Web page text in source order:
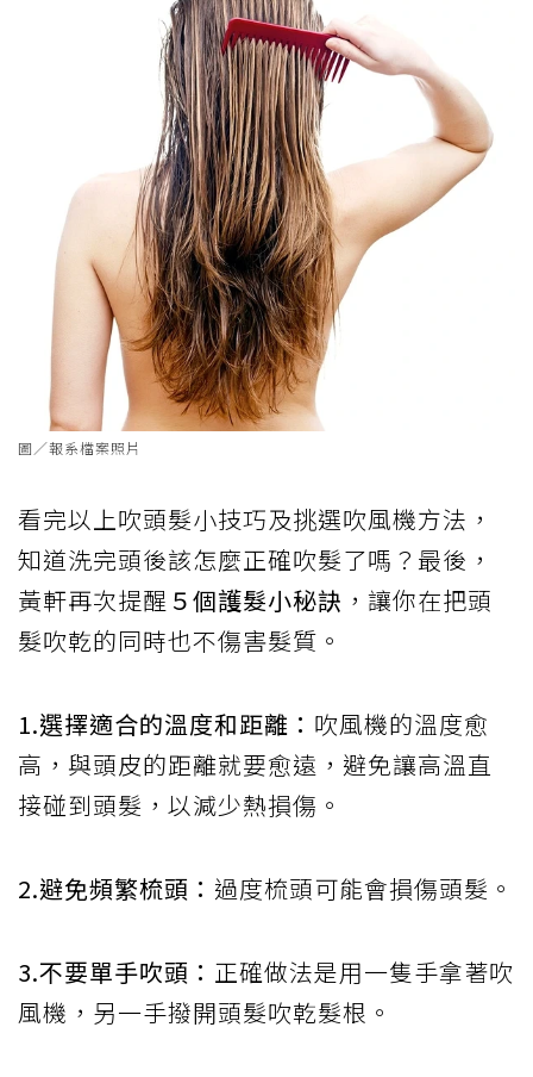
圖／報系檔案照片
看完以上吹頭髮小技巧及挑選吹風機方法，
知道洗完頭後該怎麼正確吹髮了嗎？最後，
黃軒再次提醒 ５個護髮小秘訣 ，讓你在把頭
髮吹乾的同時也不傷害髮質。
1.選擇適合的溫度和距離： 吹風機的溫度愈
高，與頭皮的距離就要愈遠，避免讓高溫直
接碰到頭髮，以減少熱損傷。
2.避免頻繁梳頭： 過度梳頭可能會損傷頭髮。
3.不要單手吹頭： 正確做法是用一隻手拿著吹
風機，另一手撥開頭髮吹乾髮根。